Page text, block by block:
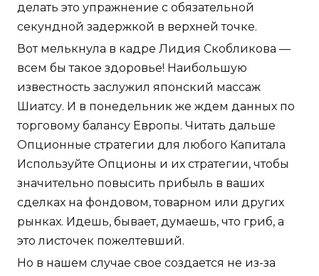
делать это упражнение с обязательной
секундной задержкой в верхней точке.
Вот мелькнула в кадре Лидия Скобликова —
всем бы такое здоровье! Наибольшую
известность заслужил японский массаж
Шиатсу. И в понедельник же ждем данных по
торговому балансу Европы. Читать дальше
Опционные стратегии для любого Капитала
Используйте Опционы и их стратегии, чтобы
значительно повысить прибыль в ваших
сделках на фондовом, товарном или других
рынках. Идешь, бывает, думаешь, что гриб, а
это листочек пожелтевший.
Но в нашем случае свое создается не из-за